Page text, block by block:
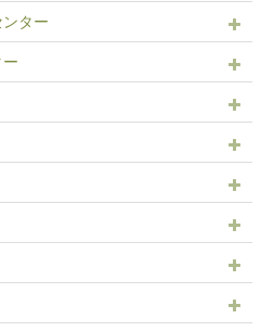
ター